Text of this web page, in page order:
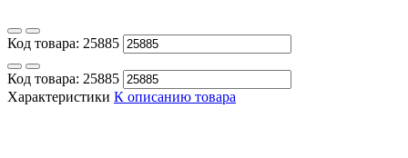
Код товара: 25885
Код товара: 25885
Характеристики К описанию товара